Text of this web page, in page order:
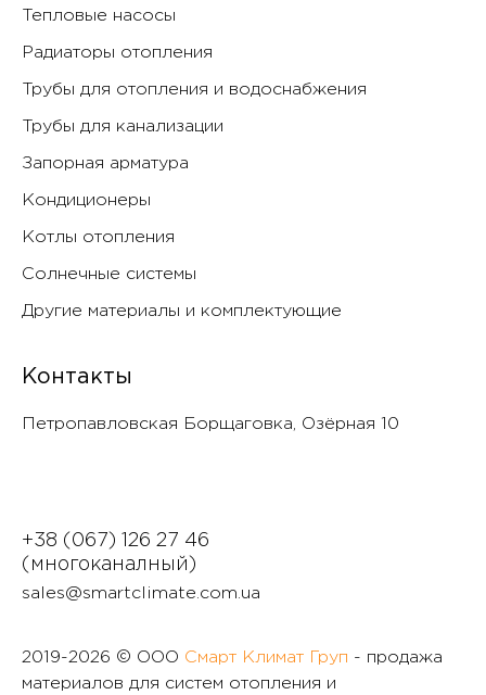
Тепловые насосы
Радиаторы отопления
Трубы для отопления и водоснабжения
Трубы для канализации
Запорная арматура
Кондиционеры
Котлы отопления
Солнечные системы
Другие материалы и комплектующие
Контакты
Петропавловская Борщаговка, Озëрная 10
+38 (067) 126 27 46
(многоканалный)
sales@smartclimate.com.ua
2019-2026 © ООО Смарт Климат Груп - продажа
материалов для систем отопления и